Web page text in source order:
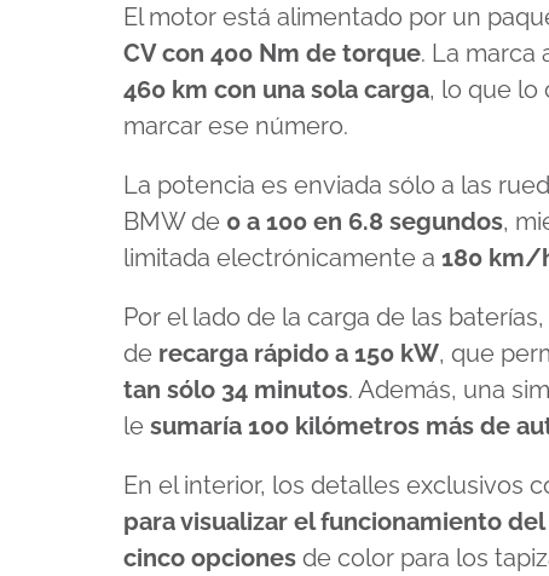
El motor está alimentado por un
CV con 400 Nm de torque. La marca
460 km con una sola carga, lo que lo
marcar ese número.
La potencia es enviada sólo a las
BMW de 0 a 100 en 6.8 segundos,
limitada electrónicamente a 180 km/
Por el lado de la carga de las
de recarga rápido a 150 kW, que
tan sólo 34 minutos. Además, una
le sumaría 100 kilómetros más de
En el interior, los detalles exclusivos
para visualizar el funcionamiento
cinco opciones de color para los